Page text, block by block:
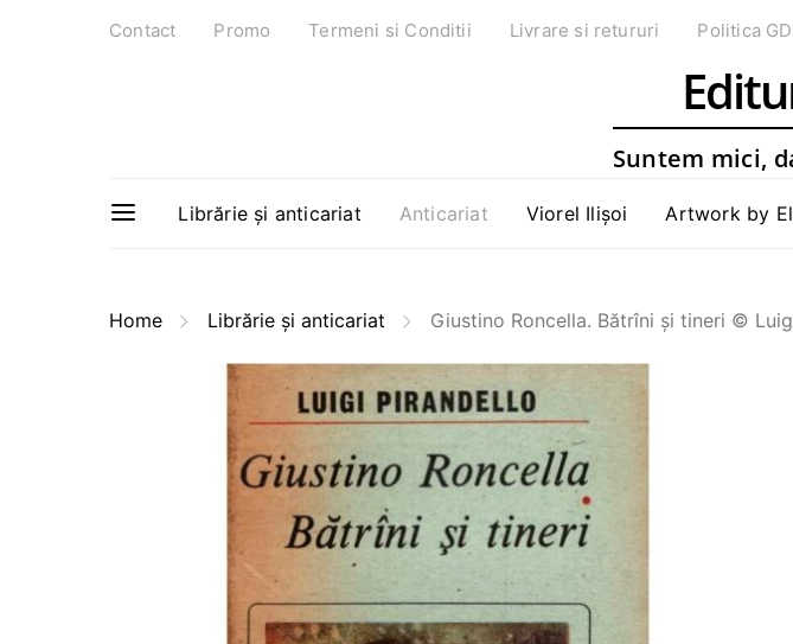
Contact Promo Termeni si Conditii Livrare si retururi Politica
Suntem mici,
Librărie și anticariat Anticariat Viorel Ilișoi Artwork by
Home Librărie și anticariat Giustino Roncella. Bătrîni și tineri ©